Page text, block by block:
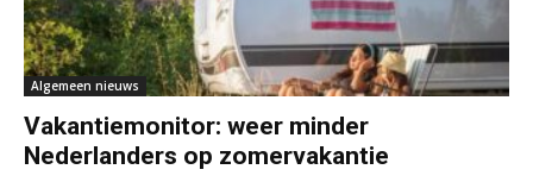
Algemeen nieuws
Vakantiemonitor: weer minder
Nederlanders op zomervakantie